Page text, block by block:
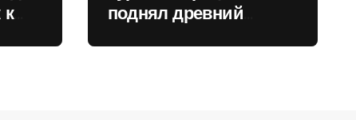
к
поднял древний